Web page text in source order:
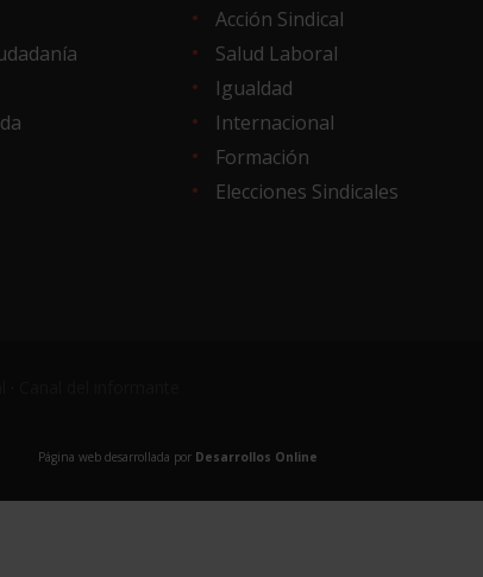
Acción Sindical
Salud Laboral
Igualdad
Internacional
Formación
Elecciones Sindicales
Página web desarrollada por Desarrollos Online